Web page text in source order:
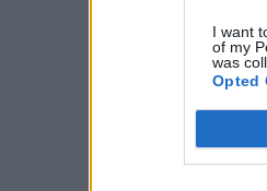
I want
of my
was
Opted